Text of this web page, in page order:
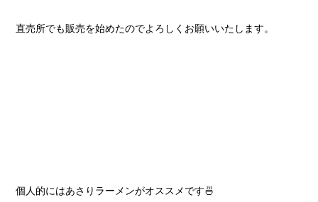
直売所でも販売を始めたのでよろしくお願いいたします。
個人的にはあさりラーメンがオススメです🍜